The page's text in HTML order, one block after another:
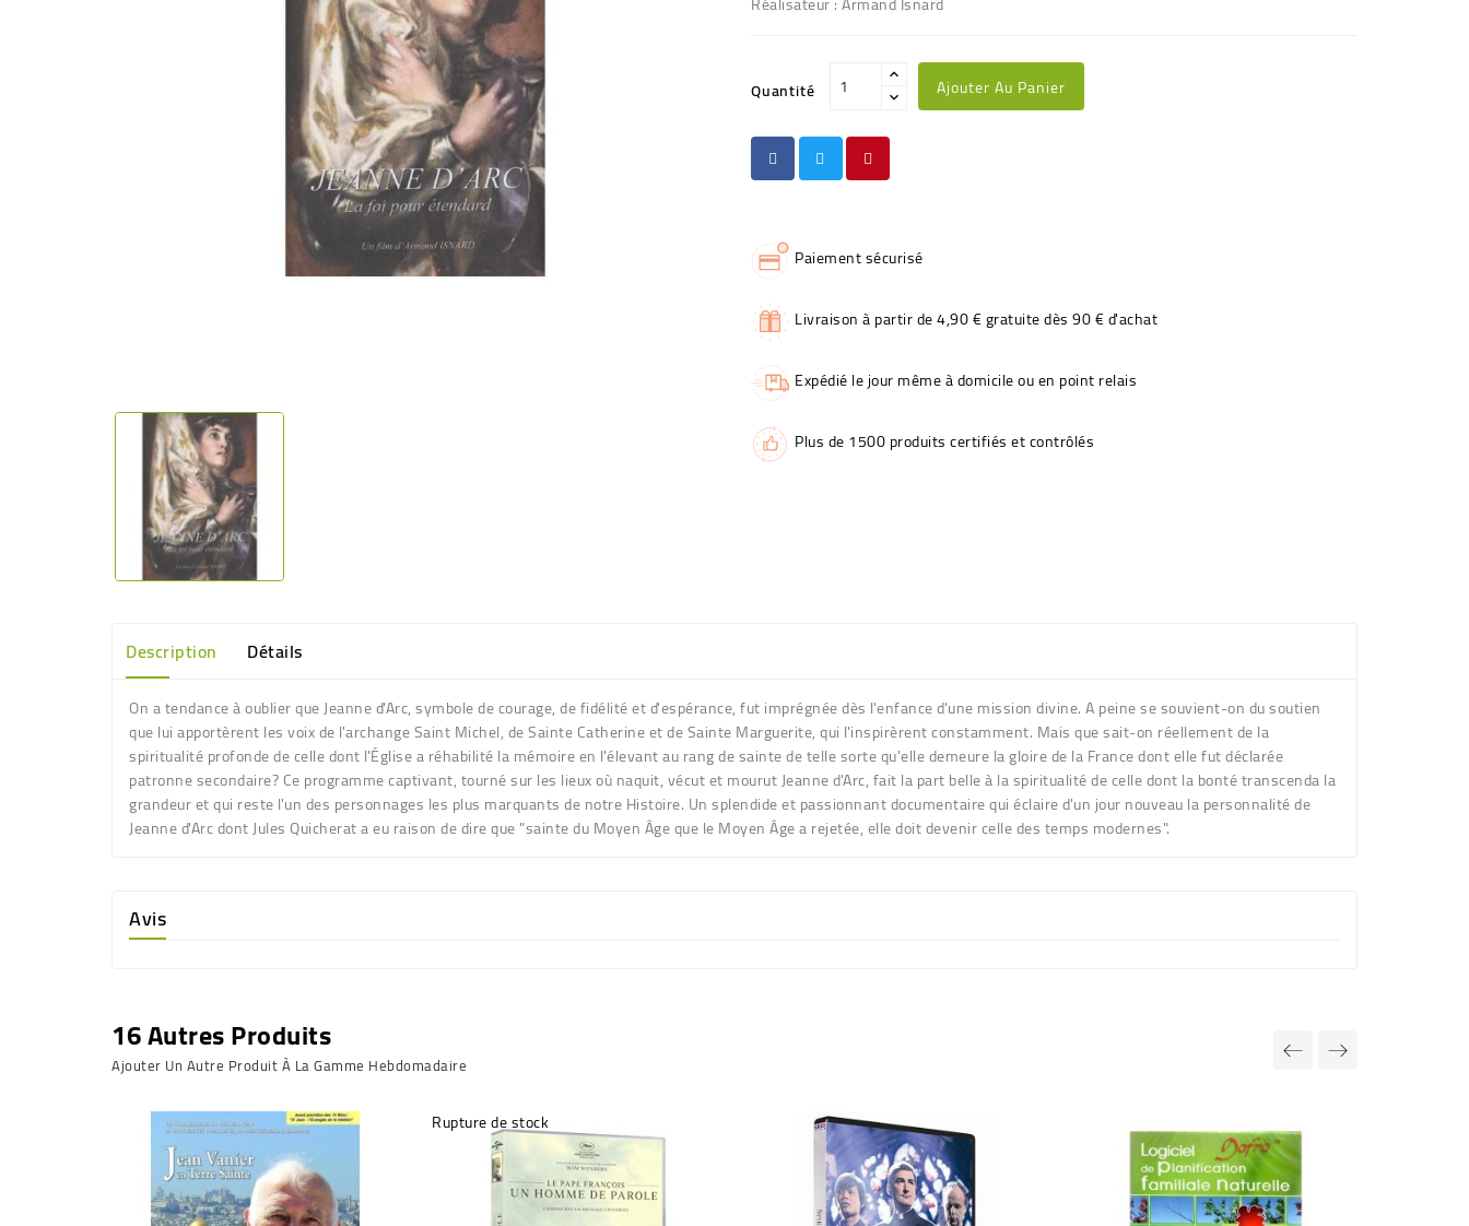
Quantité Ajouter Au Panier
Paiement sécurisé
Livraison à partir de 4,90 € gratuite dès 90 € d'achat
Expédié le jour même à domicile ou en point relais
Plus de 1500 produits certifiés et contrôlés
Description Détails
On a tendance à oublier que Jeanne d'Arc, symbole de courage, de fidélité et d'espérance, fut imprégnée dès l'enfance d'une mission divine. A peine se souvient-on du soutien
que lui apportèrent les voix de l'archange Saint Michel, de Sainte Catherine et de Sainte Marguerite, qui l'inspirèrent constamment. Mais que sait-on réellement de la
spiritualité profonde de celle dont l'Église a réhabilité la mémoire en l'élevant au rang de sainte de telle sorte qu'elle demeure la gloire de la France dont elle fut déclarée
patronne secondaire? Ce programme captivant, tourné sur les lieux où naquit, vécut et mourut Jeanne d'Arc, fait la part belle à la spiritualité de celle dont la bonté transcenda la
grandeur et qui reste l'un des personnages les plus marquants de notre Histoire. Un splendide et passionnant documentaire qui éclaire d'un jour nouveau la personnalité de
Jeanne d'Arc dont Jules Quicherat a eu raison de dire que "sainte du Moyen Âge que le Moyen Âge a rejetée, elle doit devenir celle des temps modernes".
Avis
16 Autres Produits
Ajouter Un Autre Produit À La Gamme Hebdomadaire
Rupture de stock